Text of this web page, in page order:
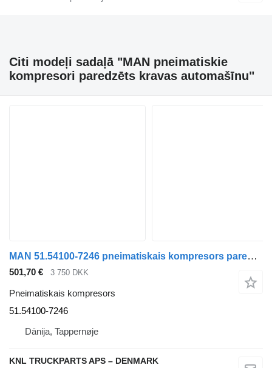
Citi modeļi sadaļā "MAN pneimatiskie
kompresori paredzēts kravas automašīnu"
MAN 51.54100-7246 pneimatiskais kompresors paredzēts kravas automašīnas
501,70 € 3 750 DKK
Pneimatiskais kompresors
51.54100-7246
Dānija, Tappernøje
KNL TRUCKPARTS APS – DENMARK